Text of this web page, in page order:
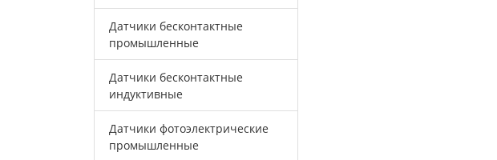
Датчики бесконтактные
промышленные
Датчики бесконтактные
индуктивные
Датчики фотоэлектрические
промышленные